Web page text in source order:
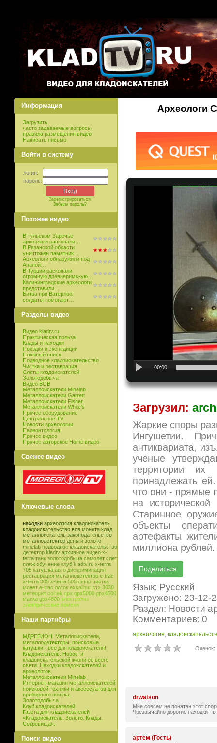
Информация
Загрузить
часто задаваемые вопросы
правила размещения видео
Написать письмо
Войти в систему
логин:
пароль:
Зарегистрироваться
Забыли пароль?
Похожее видео
В тульском Заречье
археологи раскопали…
В Рязанской области
уничтожен памятник…
Археологи обнаружили под
Анапой…
В Турции раскопали
огромную древнеримскую…
Калининградские археологи
представили…
Битва при Ватерлоо:
солдаты помогают…
Разделы видео
Видео kladtv.ru
Практическая польза
Клады и находки
Поездки и экспедиции
Пляжный поиск
Подводное кладоискательство
Чистка и реставрация
Слеты кладоискателей
Золотодобыча
Видео ВОВ
Металлоискатели Minelab
Металлоискатели Garrett
Металлоискатели Fisher
Металлоискатели White’s
Прочее оборудование
Центральное TV
Новости археологии
Палеонтология
Прочее видео
Прочее авторское Home видео
Свежее видео
Ключевые слова
находки археология кладоискатель
кладоискательство вов монета клад
металлоискатель законодательство
металлодетектор деньги золото
minelab подводное кладоискательство
детектор kladtv архивное видео x-
terra танк золотодобыча самолет слет
пляж обучение клуб kladtv,ru x-terra
705 катушка авто дискриминация
реставрация металлодетектор e-trac
x-terra 305 x-terra 505 фппр чистка
монет e-trac лоток excalibur стх 3030
метеорит coiltek gpx gpx5000 gpx4500
маска gpx4800 электролиз
электрические помехи
Наши партнёры
МДРЕГИОН. Металлоискатели,
металлодетекторы, поисковые
катушки - все для кладоискателя!
Кладоискатель. Новости
кладоискательской жизни со всего
света. Находки кладоискателей и
археологов.
Металлоискатели Minelab
Интернет-магазин металлоискателей,
поисковой техники и аксессуатов для
приборного поиска.
Золотодобыча
Клуб кладоискателей
Газета для кладоискателей
«Кладоискатель. Золото. Клады.
Сокровища».
Поиск видео
Археологи
00:00
Загрузил:
Жаркие споры
Ингушетии.
антиквариата,
ученые
территории их
принадлежать
что они - прямые
на
Старинное
объекты
артефакты
миллиона
Язык: Русский
Загружено: 23-12-
Раздел: Новости
Комментариев: 0
археология,
Оценок:
drwatson
Мне совсем не понятен этот
Чрезвычайно дорогие находки -
артем (Гость)